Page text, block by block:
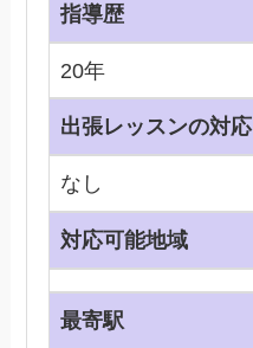
指導歴
20年
出張レッスンの対応
なし
対応可能地域
最寄駅